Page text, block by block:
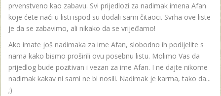
prvenstveno kao zabavu. Svi prijedlozi za nadimak imena Afan
koje ćete naći u listi ispod su dodali sami čitaoci. Svrha ove liste
je da se zabavimo, ali nikako da se vrijeđamo!
Ako imate još nadimaka za ime Afan, slobodno ih podijelite s
nama kako bismo proširili ovu posebnu listu. Molimo Vas da
prijedlog bude pozitivan i vezan za ime Afan. I ne dajte nikome
nadimak kakav ni sami ne bi nosili. Nadimak je karma, tako da...
;)